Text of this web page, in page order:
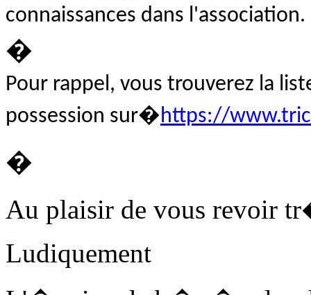
connaissances dans l'association.
�
Pour rappel, vous trouverez la
possession sur�https://
�
Au plaisir de vous revoir
Ludiquement